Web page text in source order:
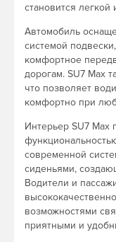
становится
Автомобиль
системой
комфортное
дорогам. SU7 Max
что позволяет
комфортно при
Интерьер SU7 Max
современной
сиденьями,
Водители и
возможностями
приятными и